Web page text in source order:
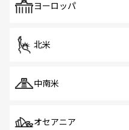
ヨーロッパ
北米
中南米
オセアニア